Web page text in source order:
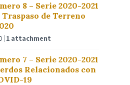
8 – Serie 2020-2021
de Terreno
1 attachment
7 – Serie 2020-2021
Relacionados con
19